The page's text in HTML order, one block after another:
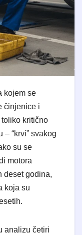
kojem se
činjenice i
kritično
– “krvi” svakog
su se
motora
deset godina,
koja su
analizu četiri